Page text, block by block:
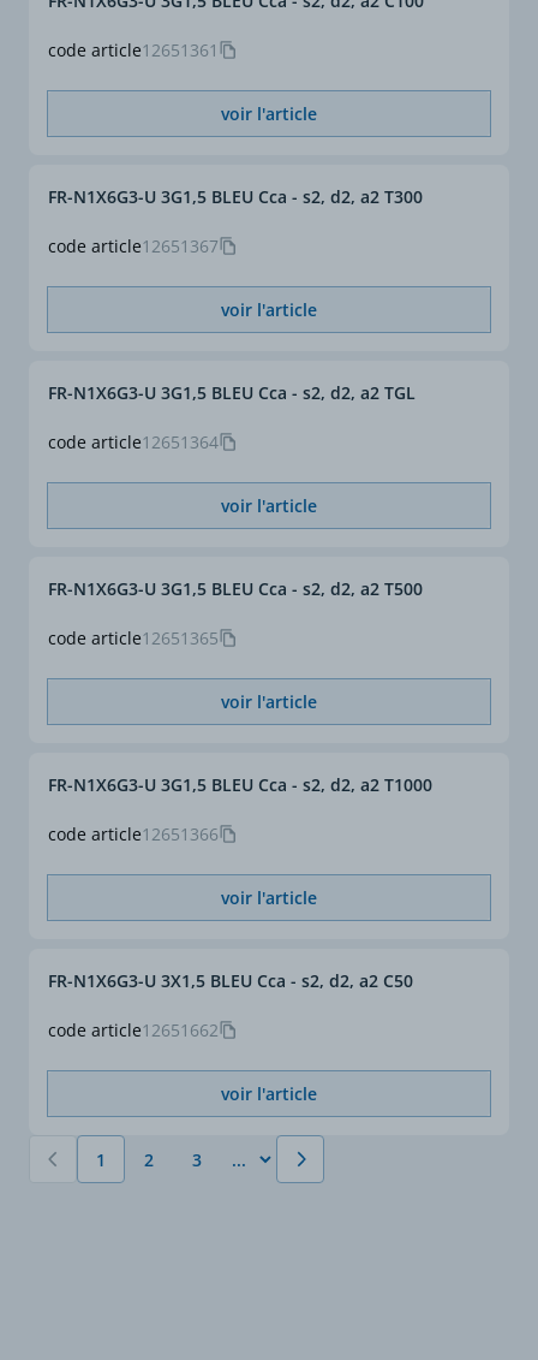
code article12651361
voir l'article
code article12651367
FR-N1X6G3-U 3G1,5 BLEU Cca - s2, d2, a2 T300
voir l'article
code article12651364
FR-N1X6G3-U 3G1,5 BLEU Cca - s2, d2, a2 TGL
voir l'article
code article12651365
FR-N1X6G3-U 3G1,5 BLEU Cca - s2, d2, a2 T500
voir l'article
code article12651366
FR-N1X6G3-U 3G1,5 BLEU Cca - s2, d2, a2 T1000
voir l'article
code article12651662
FR-N1X6G3-U 3X1,5 BLEU Cca - s2, d2, a2 C50
voir l'article
Vous lisez actuellement la page
1 Page
2 Page
3